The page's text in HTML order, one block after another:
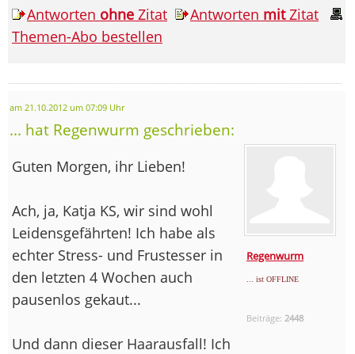
Antworten ohne Zitat Antworten mitZitat
Themen-Abo bestellen
am 21.10.2012 um 07:09 Uhr
... hat Regenwurm geschrieben:
Regenwurm
... ist OFFLINE
Beiträge: 2448
Guten Morgen, ihr Lieben!
Ach, ja, Katja KS, wir sind wohl
Leidensgefährten! Ich habe als
echter Stress- und Frustesser in
den letzten 4 Wochen auch
pausenlos gekaut...
Und dann dieser Haarausfall! Ich